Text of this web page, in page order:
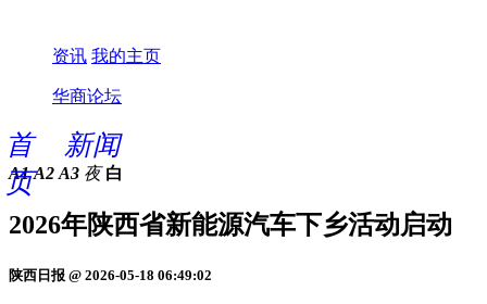
资讯 我的主页
华商论坛
首
页
新闻
A1 A2 A3 夜 白
2026年陕西省新能源汽车下乡活动启动
陕西日报 @ 2026-05-18 06:49:02